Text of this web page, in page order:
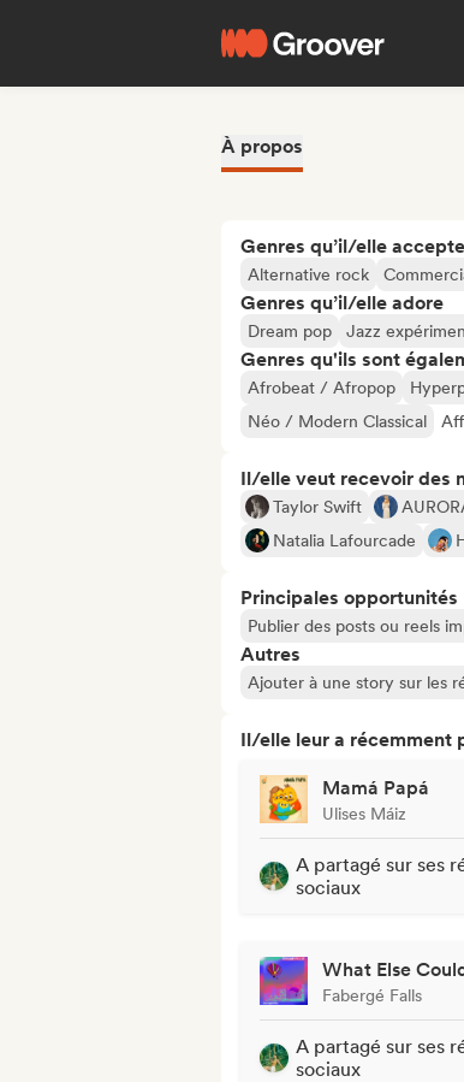
À propos
Genres qu’il/elle
Alternative rock
Genres qu’il/elle adore
Dream pop Jazz
Genres qu'ils sont
Afrobeat / Afropop
Néo / Modern Classical
Il/elle veut recevoir des
Taylor Swift
Natalia Lafourcade
Principales opportunités
Publier des posts ou reels
Autres
Ajouter à une story sur les
Il/elle leur a récemment
Mamá Papá
Ulises Máiz
A partagé sur ses
sociaux
What Else
Fabergé Falls
A partagé sur ses
sociaux